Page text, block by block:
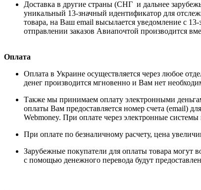
Доставка в другие страны (СНГ и дальнее
уникальный 13-значный идентификатор для
товара, на Ваш email высылается уведомление с
отправлении заказов Авиапочтой производится
Оплата
Оплата в Украине осуществляется через любое
денег производится мгновенно и Вам нет
Также мы принимаем оплату электронными
оплаты Вам предоставляется номер счета (email)
Webmoney. При оплате через электронные
При оплате по безналичному расчету, цена
Зарубежные покупатели для оплаты товара могут
с помощью денежного перевода будут